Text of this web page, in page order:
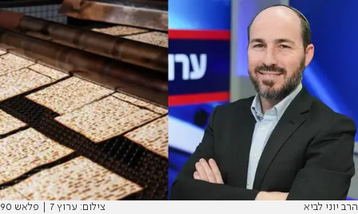
הרב יוני לביא צילום: ערוץ 7 | פלאש 90